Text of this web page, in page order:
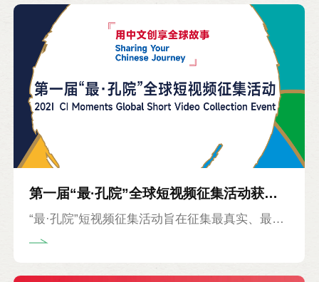
第一届“最·孔院”全球短视频征集活动获奖
作品展映
“最·孔院”短视频征集活动旨在征集最真实、最温
暖、最幽默、最富创意、最......的孔院故事，挖
掘一批擅于展现孔院风采、推动中外语言文化交